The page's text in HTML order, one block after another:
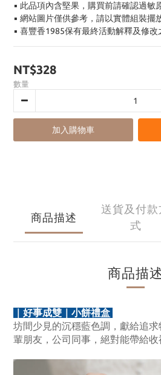
▪ 此品項內含堅果，購買前請確認過敏
▪ 網站圖片僅供參考，請以實體組裝擺
▪ 喜豐香1985保有最終活動解釋及修改
NT$328
數量
加入購物車
商品描述
送貨及付款
式
商品描
｜好事成雙｜小餅禮盒
坊間少見的沉穩藍色調，獻給追
輩朋友，公司同事，絕對能帶給收